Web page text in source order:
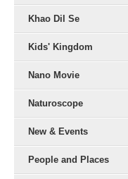
Khao Dil Se
Kids' Kingdom
Nano Movie
Naturoscope
New & Events
People and Places